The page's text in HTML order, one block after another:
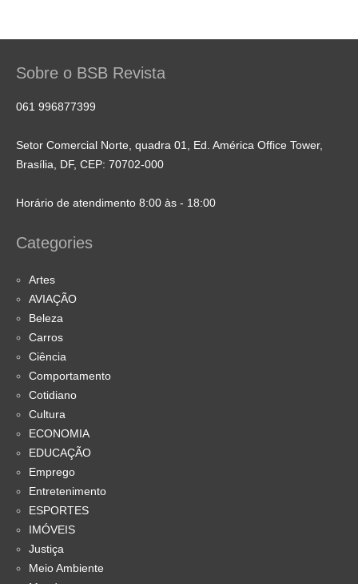
Sobre o BSB Revista
061 996877399
Setor Comercial Norte, quadra 01, Ed. América Office Tower,
Brasília, DF, CEP: 70702-000
Horário de atendimento 8:00 às - 18:00
Categories
Artes
AVIAÇÃO
Beleza
Carros
Ciência
Comportamento
Cotidiano
Cultura
ECONOMIA
EDUCAÇÃO
Emprego
Entretenimento
ESPORTES
IMÓVEIS
Justiça
Meio Ambiente